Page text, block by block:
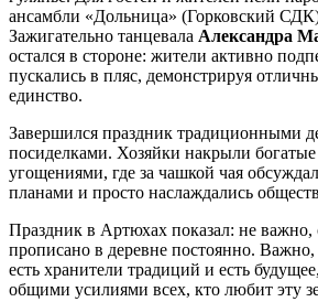
ансамбли «Дольница» (Горковский
Зажигательно танцевала Александра
остался в стороне: жители активно
пускались в пляс, демонстрируя
единство.
Завершился праздник традиционными
посиделками. Хозяйки накрыли
угощениями, где за чашкой чая
планами и просто наслаждались
Праздник в Артюхах показал: не важно,
прописано в деревне постоянно. Важно,
есть хранители традиций и есть
общими усилиями всех, кто любит эту